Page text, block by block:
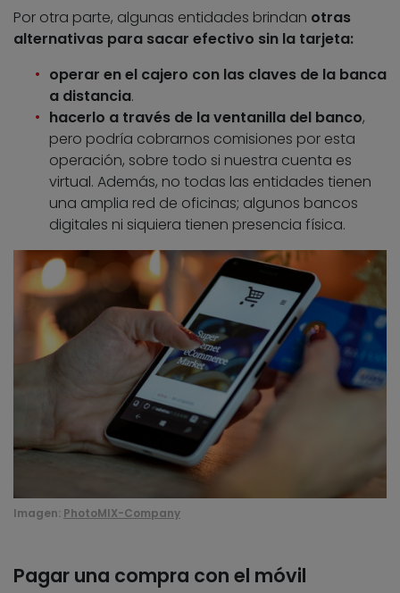
Por otra parte, algunas entidades brindan otras
alternativas para sacar efectivo sin la tarjeta:
operar en el cajero con las claves de la banca
a distancia.
hacerlo a través de la ventanilla del banco,
pero podría cobrarnos comisiones por esta
operación, sobre todo si nuestra cuenta es
virtual. Además, no todas las entidades tienen
una amplia red de oficinas; algunos bancos
digitales ni siquiera tienen presencia física.
Imagen: PhotoMIX-Company
Pagar una compra con el móvil